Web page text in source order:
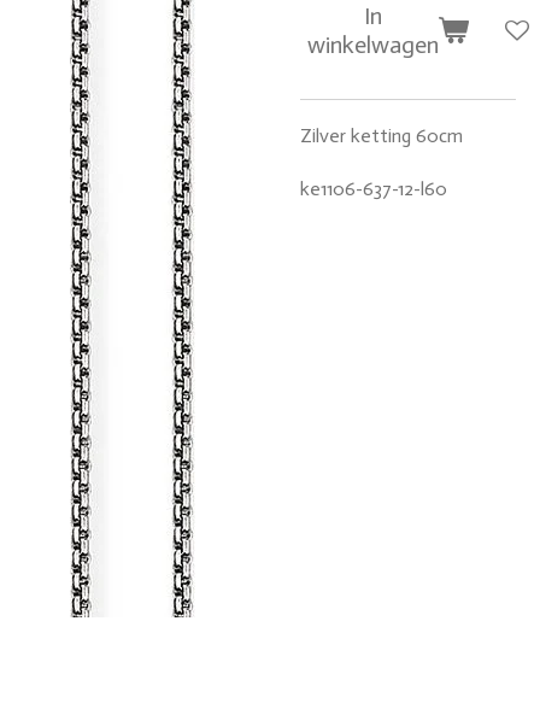
In
winkelwagen
Zilver ketting 60cm
ke1106-637-12-l60